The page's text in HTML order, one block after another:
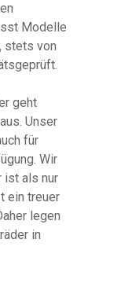
Modelle
stets von
geht
Unser
für
Wir
ist als nur
ein treuer
legen
in